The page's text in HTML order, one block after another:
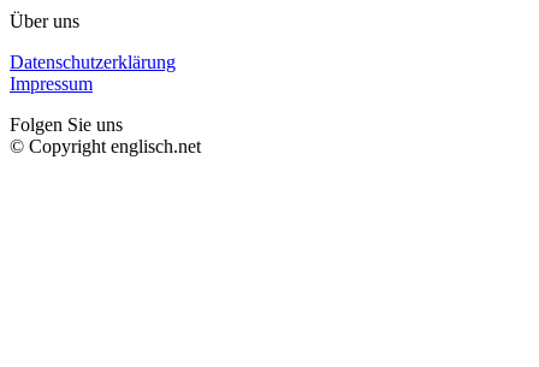
Über uns
Datenschutzerklärung
Impressum
Folgen Sie uns
© Copyright englisch.net